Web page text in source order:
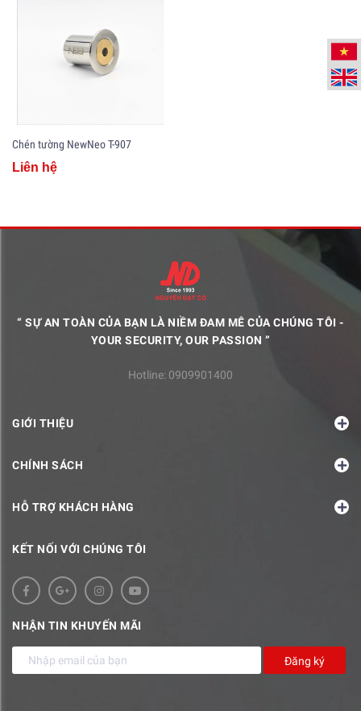
Chén tường NewNeo T-907
Liên hệ
“ SỰ AN TOÀN CỦA BẠN LÀ NIỀM ĐAM MÊ CỦA CHÚNG TÔI -
YOUR SECURITY, OUR PASSION ”
Hotline: 0909901400
GIỚI THIỆU
CHÍNH SÁCH
HỖ TRỢ KHÁCH HÀNG
KẾT NỐI VỚI CHÚNG TÔI
NHẬN TIN KHUYẾN MÃI
Đăng ký